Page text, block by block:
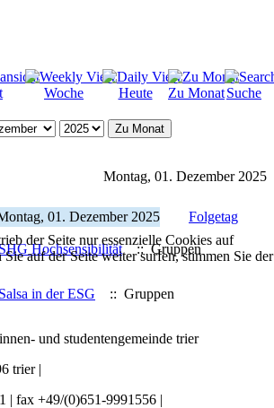
Woche Heute Zu MonatSuche
Zu Monat
Montag, 01. Dezember 2025
01. Dezember 2025 Folgetag
Hochsensibilität :: Gruppen
Salsa in der ESG :: Gruppen
und studentengemeinde trier
trier |
| fax +49/(0)651-9991556 |
der Seite nur essenzielle Cookies auf
Sie auf der Seite weiter surfen, stimmen Sie der